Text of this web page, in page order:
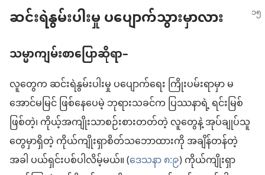
ဆင်းရဲနွမ်းပါးမှု ပပျောက်သွားမှာလား
သမ္မာကျမ်းစာပြောဆိုရာ–
လူတွေက ဆင်းရဲနွမ်းပါးမှု ပပျောက်ရေး ကြိုးပမ်းရာမှာ မ
အောင်မမြင် ဖြစ်နေပေမဲ့ ဘုရားသခင်က ပြဿနာရဲ့ ရင်းမြစ်
ဖြစ်တဲ့၊ ကိုယ့်အကျိုးသာစဉ်းစားတတ်တဲ့ လူတွေနဲ့ အုပ်ချုပ်သူ
တွေမှာရှိတဲ့ ကိုယ်ကျိုးရှာစိတ်သဘောထားကို အချိန်တန်တဲ့
အခါ ပယ်ရှင်းပစ်ပါလိမ့်မယ်။ (ဒေသနာ ၈:၉) ကိုယ်ကျိုးရှာ